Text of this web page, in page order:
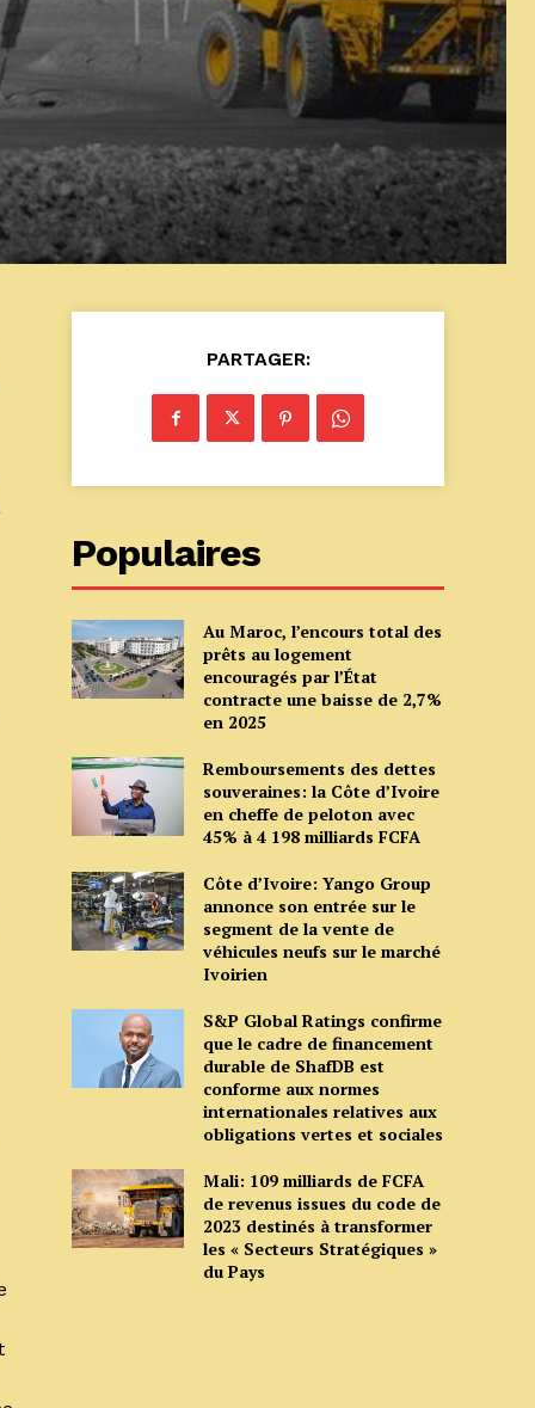
PARTAGER:
Populaires
Au Maroc, l’encours total des
prêts au logement
encouragés par l’État
contracte une baisse de 2,7%
en 2025
Remboursements des dettes
souveraines: la Côte d’Ivoire
en cheffe de peloton avec
45% à 4 198 milliards FCFA
Côte d’Ivoire: Yango Group
annonce son entrée sur le
segment de la vente de
véhicules neufs sur le marché
Ivoirien
S&P Global Ratings confirme
que le cadre de financement
durable de ShafDB est
conforme aux normes
internationales relatives aux
obligations vertes et sociales
Mali: 109 milliards de FCFA
de revenus issues du code de
2023 destinés à transformer
les « Secteurs Stratégiques »
du Pays